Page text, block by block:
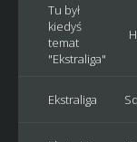
Tu był
kiedyś
temat
"Ekstraliga"
Ekstraliga